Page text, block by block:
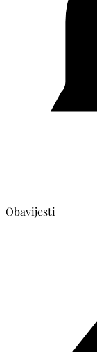
Obavijesti